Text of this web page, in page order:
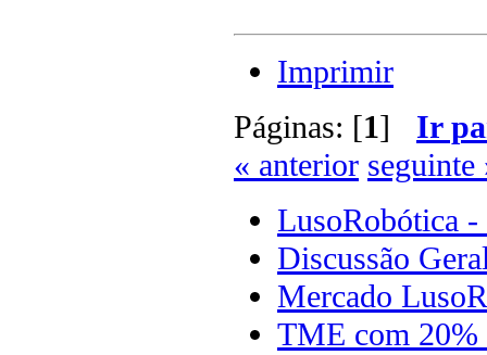
Imprimir
Páginas: [1] Ir
« anterior seguinte
LusoRobótica -
Discussão
Mercado
TME com 20%